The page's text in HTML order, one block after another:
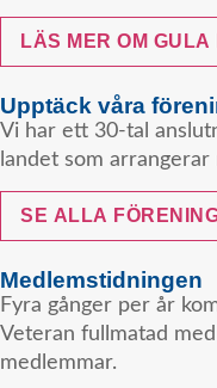
LÄS MER OM
Upptäck våra
Vi har ett 30-tal
landet som
SE ALLA
Medlemstidningen
Fyra gånger per år
Veteran fullmatad
medlemmar.